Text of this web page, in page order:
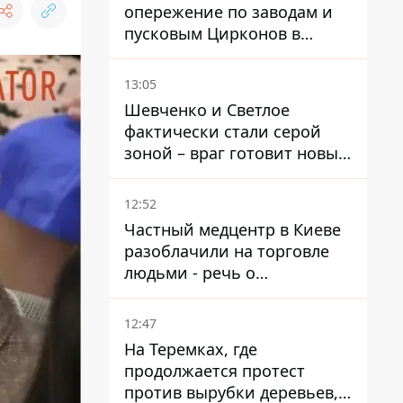
опережение по заводам и
пусковым Цирконов в
России
13:05
Шевченко и Светлое
фактически стали серой
зоной – враг готовит новые
атаки на Добропольском
направлении
12:52
Частный медцентр в Киеве
разоблачили на торговле
людьми - речь о
суррогатном материнстве
12:47
На Теремках, где
продолжается протест
против вырубки деревьев,